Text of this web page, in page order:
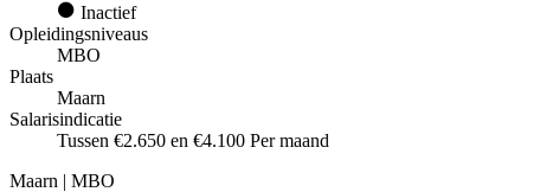
Inactief
Opleidingsniveaus
MBO
Plaats
Maarn
Salarisindicatie
Tussen €2.650 en €4.100 Per maand
Maarn | MBO